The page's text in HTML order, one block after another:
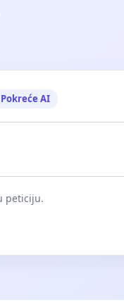
Pokreće AI
peticiju.